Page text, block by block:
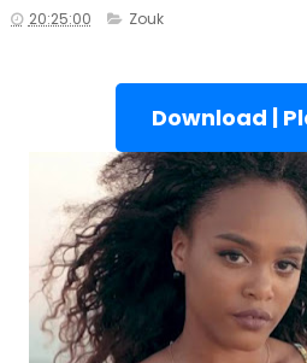
20:25:00 Zouk
Download |